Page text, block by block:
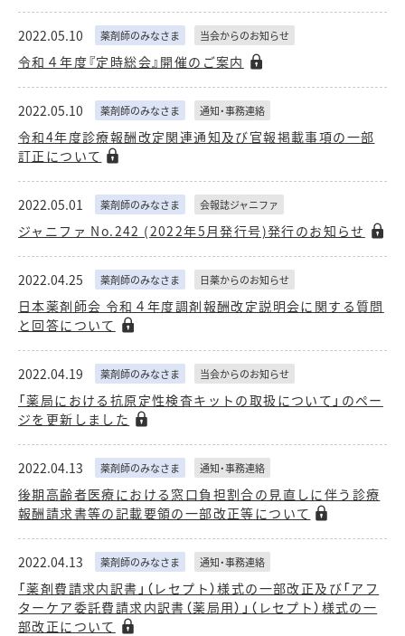
2022.05.10 薬剤師のみなさま 当会からのお知らせ
令和４年度『定時総会』開催のご案内
2022.05.10 薬剤師のみなさま 通知・事務連絡
令和4年度診療報酬改定関連通知及び官報掲載事項の一部
訂正について
2022.05.01 薬剤師のみなさま 会報誌ジャニファ
ジャニファ No.242 (2022年5月発行号)発行のお知らせ
2022.04.25 薬剤師のみなさま 日薬からのお知らせ
日本薬剤師会 令和４年度調剤報酬改定説明会に関する質問
と回答について
2022.04.19 薬剤師のみなさま 当会からのお知らせ
「薬局における抗原定性検査キットの取扱について」のペー
ジを更新しました
2022.04.13 薬剤師のみなさま 通知・事務連絡
後期高齢者医療における窓口負担割合の見直しに伴う診療
報酬請求書等の記載要領の一部改正等について
2022.04.13 薬剤師のみなさま 通知・事務連絡
「薬剤費請求内訳書」（レセプト）様式の一部改正及び「アフ
ターケア委託費請求内訳書（薬局用）」（レセプト）様式の一
部改正について